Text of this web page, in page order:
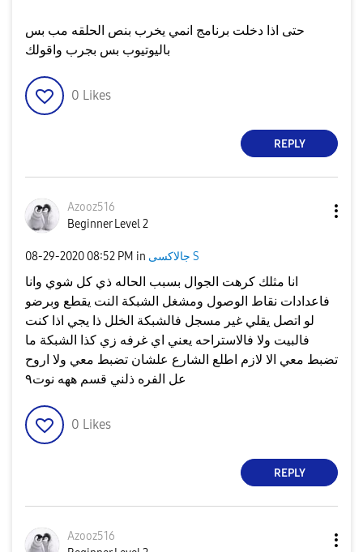
حتى اذا دخلت برنامج انمي يخرب بنص الحلقه مب بس
باليوتيوب بس بجرب واقولك
0 Likes
REPLY
Azooz516
Beginner Level 2
‎08-29-2020 08:52 PM in جالاكسى S
انا مثلك كرهت الجوال بسبب الحاله ذي كل شوي وانا
فاعدادات نقاط الوصول ومشغل الشبكة النت يقطع وبرضو
لو اتصل يقلي غير مسجل فالشبكة الخلل ذا يجي اذا كنت
فالبيت ولا فالاستراحه يعني اي غرفه زي كذا الشبكة ما
تضبط معي الا لازم اطلع الشارع علشان تضبط معي ولا اروح
عل الفره ذلني قسم ههه نوت٩
0 Likes
REPLY
Azooz516